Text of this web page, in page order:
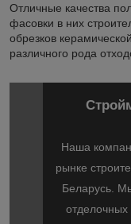
Отличные качества
фасовки в них
обрезков
различного рода
Наша
рынке
Беларусь.